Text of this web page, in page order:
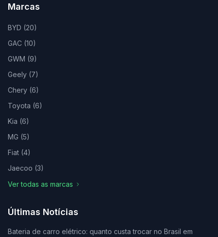
Marcas
BYD (20)
GAC (10)
GWM (9)
Geely (7)
Chery (6)
Toyota (6)
Kia (6)
MG (5)
Fiat (4)
Jaecoo (3)
Ver todas as marcas
Últimas Notícias
Bateria de carro elétrico: quanto custa trocar no Brasil em